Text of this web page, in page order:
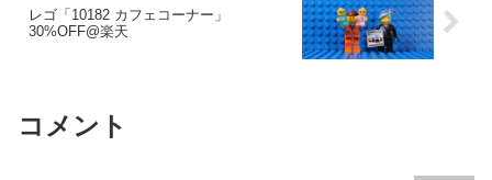
レゴ「10182 カフェコーナー」
30%OFF@楽天
コメント